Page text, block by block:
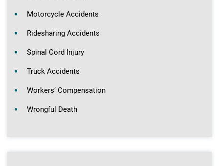
Motorcycle Accidents
Ridesharing Accidents
Spinal Cord Injury
Truck Accidents
Workers’ Compensation
Wrongful Death